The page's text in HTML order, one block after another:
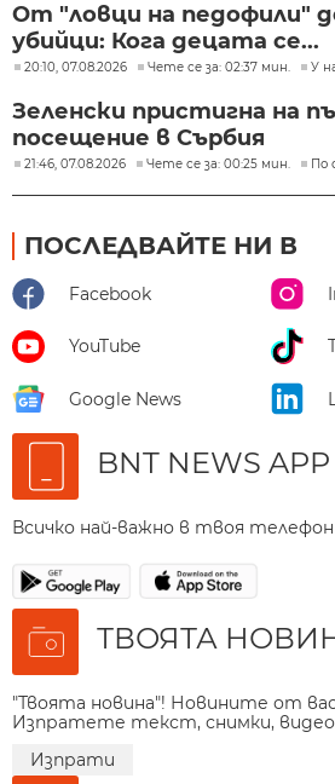
От "ловци на педофили"
убийци: Кога децата се...
20:10, 07.08.2026 Чете се за: 02:37 мин. У
Зеленски пристигна на
посещение в Сърбия
21:46, 07.08.2026 Чете се за: 00:25 мин. По
ПОСЛЕДВАЙТЕ НИ В
Facebook
YouTube
Google News
BNT NEWS APP
Всичко най-важно в твоя телефон
ТВОЯТА
"Твоята новина"! Новините от
Изпратете текст, снимки,
Изпрати